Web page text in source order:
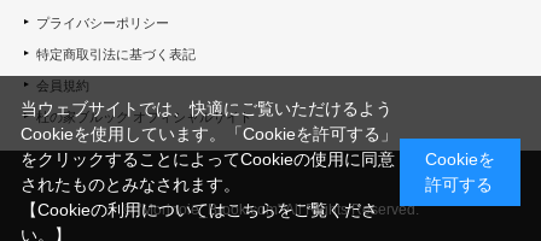
プライバシーポリシー
特定商取引法に基づく表記
会員規約
杜の家ブルック オフィシャルサイト
© "Morinoie_Brook.com" All Rights Reserved.
当ウェブサイトでは、快適にご覧いただけるよう
Cookieを使用しています。「Cookieを許可する」
をクリックすることによってCookieの使用に同意
されたものとみなされます。
【Cookieの利用についてはこちらをご覧くださ
い。】
Cookieを
許可する